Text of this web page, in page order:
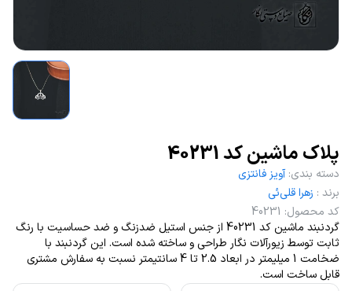
پلاک ماشین کد 40231
دسته بندی: آویز فانتزی
برند : زهرا قلی‌ئی
کد محصول:
40231
گردنبند ماشین کد 40231 از جنس استیل ضدزنگ و ضد حساسیت با رنگ
ثابت توسط زیورآلات نگار طراحی و ساخته شده است. این گردنبند با
ضخامت 1 میلیمتر در ابعاد 2.5 تا 4 سانتیمتر نسبت به سفارش مشتری
قابل ساخت است.